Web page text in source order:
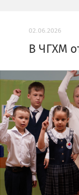
02.06.2026
В ЧГХМ